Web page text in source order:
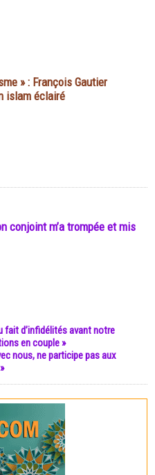
» : François Gautier
islam éclairé
conjoint m’a trompée et mis
fait d’infidélités avant notre
en couple »
nous, ne participe pas aux